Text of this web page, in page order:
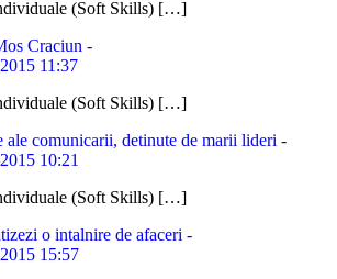
(Soft Skills) […]
Craciun -
11:37
(Soft Skills) […]
ale comunicarii, detinute de marii lideri -
10:21
(Soft Skills) […]
o intalnire de afaceri -
15:57